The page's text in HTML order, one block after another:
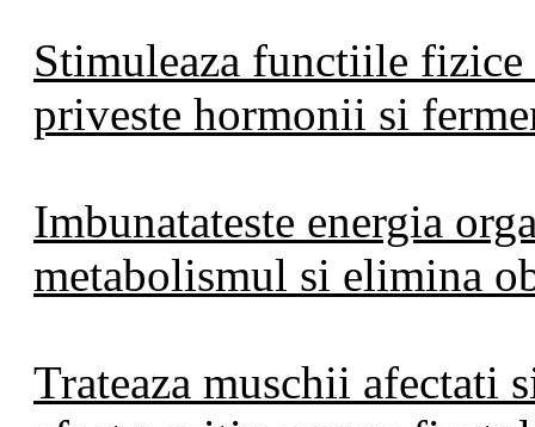
Stimuleaza functiile fizice
priveste hormonii si
Imbunatateste energia
metabolismul si elimina
Trateaza muschii afectati